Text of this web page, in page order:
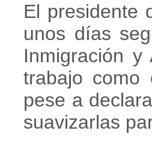
El presidente
unos días
Inmigración
trabajo como
pese a
suavizarlas